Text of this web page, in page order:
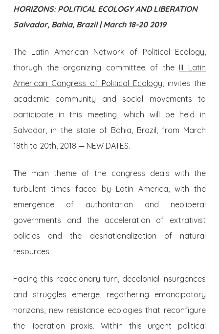
HORIZONS: POLITICAL ECOLOGY AND LIBERATION
Salvador, Bahia, Brazil | March 18-20 2019
The Latin American Network of Political Ecology,
thorugh the organizing committee of the III Latin
American Congress of Political Ecology , invites the
academic community and social movements to
participate in this meeting, which will be held in
Salvador, in the state of Bahia, Brazil, from March
18th to 20th, 2018 — NEW DATES.
The main theme of the congress deals with the
turbulent times faced by Latin America, with the
emergence of authoritarian and neoliberal
governments and the acceleration of extrativist
policies and the desnationalization of natural
resources.
Facing this reaccionary turn, decolonial insurgences
and struggles emerge, regathering emancipatory
horizons, new resistance ecologies that reconfigure
the liberation praxis. Within this urgent political